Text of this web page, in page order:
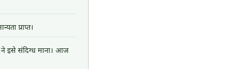
प्राप्त।
इसे संदिग्ध माना। आज